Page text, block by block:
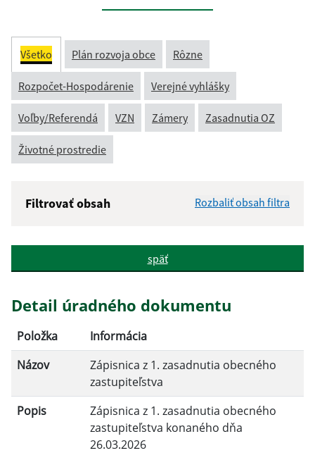
Všetko Plán rozvoja obce Rôzne
Rozpočet-Hospodárenie Verejné vyhlášky
Voľby/Referendá VZN Zámery Zasadnutia OZ
Životné prostredie
Filtrovať obsah Rozbaliť obsah filtra
Popis:
Dátum zverejnenia do:
Filtrovať Reset
späť
Detail úradného dokumentu
Položka
Informácia
Názov
Zápisnica z 1. zasadnutia obecného
zastupiteľstva
Popis
Zápisnica z 1. zasadnutia obecného
zastupiteľstva konaného dňa
26.03.2026